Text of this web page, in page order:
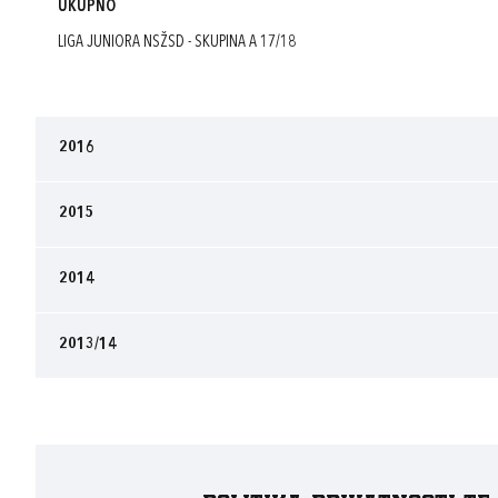
UKUPNO
LIGA JUNIORA NSŽSD - SKUPINA A 17/18
2016
2015
2014
2013/14